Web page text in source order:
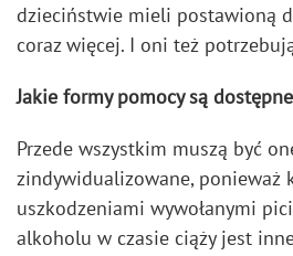
dzieciństwie mieli postawioną
coraz więcej. I oni też
Jakie formy pomocy są
Przede wszystkim muszą być
zindywidualizowane, ponieważ
uszkodzeniami wywołanymi
alkoholu w czasie ciąży jest